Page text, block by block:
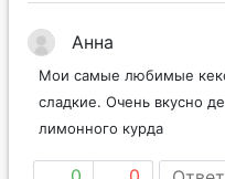
Анна
Мои самые любимые
сладкие. Очень вкусно
лимонного курда